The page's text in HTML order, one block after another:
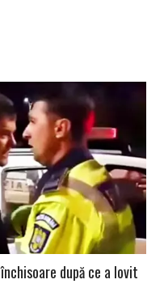
după ce a lovit